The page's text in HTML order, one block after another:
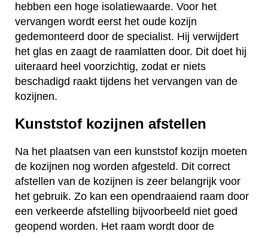
hebben een hoge isolatiewaarde. Voor het
vervangen wordt eerst het oude kozijn
gedemonteerd door de specialist. Hij verwijdert
het glas en zaagt de raamlatten door. Dit doet hij
uiteraard heel voorzichtig, zodat er niets
beschadigd raakt tijdens het vervangen van de
kozijnen.
Kunststof kozijnen afstellen
Na het plaatsen van een kunststof kozijn moeten
de kozijnen nog worden afgesteld. Dit correct
afstellen van de kozijnen is zeer belangrijk voor
het gebruik. Zo kan een opendraaiend raam door
een verkeerde afstelling bijvoorbeeld niet goed
geopend worden. Het raam wordt door de